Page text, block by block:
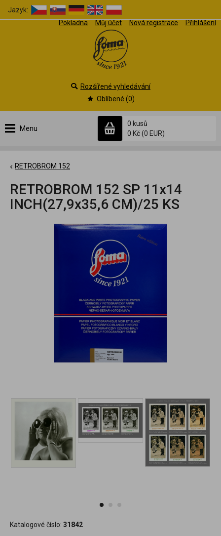
Jazyk:
Pokladna
Můj účet Nová registrace Přihlášení
Menu
0 kusů
0 Kč(0 EUR)
Rozšířené vyhledávání
Oblíbené (0)
RETROBROM 152
RETROBROM 152 SP 11x14
INCH(27,9x35,6 CM)/25 KS
Katalogové číslo: 31842